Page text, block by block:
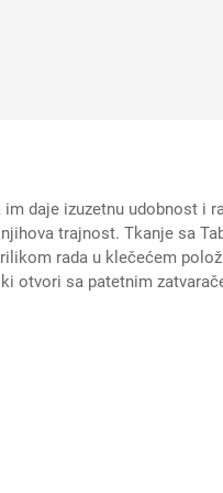
daje izuzetnu udobnost i
trajnost. Tkanje sa
rada u klečećem
otvori sa patetnim